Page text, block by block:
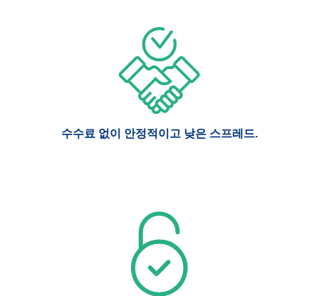
수수료 없이 안정적이고 낮은 스프레드.